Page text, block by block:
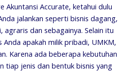
Akuntansi Accurate, ketahui dulu
jalankan seperti bisnis dagang,
dan sebagainya. Selain itu
apakah milik pribadi, UMKM,
Karena ada beberapa kebutuhan
tiap jenis dan bentuk bisnis yang